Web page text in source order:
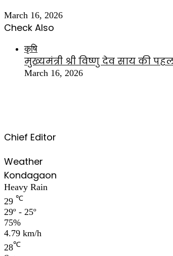
March 16, 2026
Check Also
कृषि
मुख्यमंत्री श्री विष्णु देव साय की
March 16, 2026
Chief Editor
Weather
Kondagaon
Heavy Rain
29 ℃
29º - 25º
75%
4.79 km/h
28℃